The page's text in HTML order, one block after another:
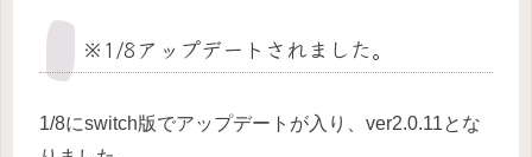
※1/8アップデートされました。
1/8にswitch版でアップデートが入り、ver2.0.11とな